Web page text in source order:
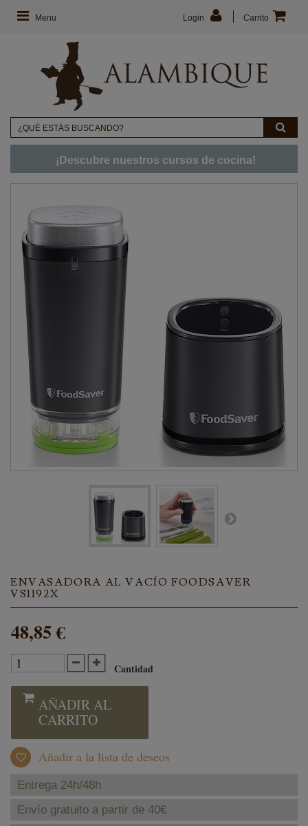
Menu Carrito
Login
¡Descubre nuestros cursos de cocina!
ENVASADORA AL VACÍO FOODSAVER
VS1192X
48,85 €
Cantidad
AÑADIR AL
CARRITO
Añadir a la lista de deseos
Entrega 24h/48h
Envío gratuito a partir de 40€